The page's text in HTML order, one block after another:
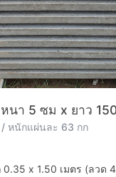
นา 5 ซม x ยาว
/ หนักแผ่นละ 63 กก
x 1.50 เมตร (ลวด